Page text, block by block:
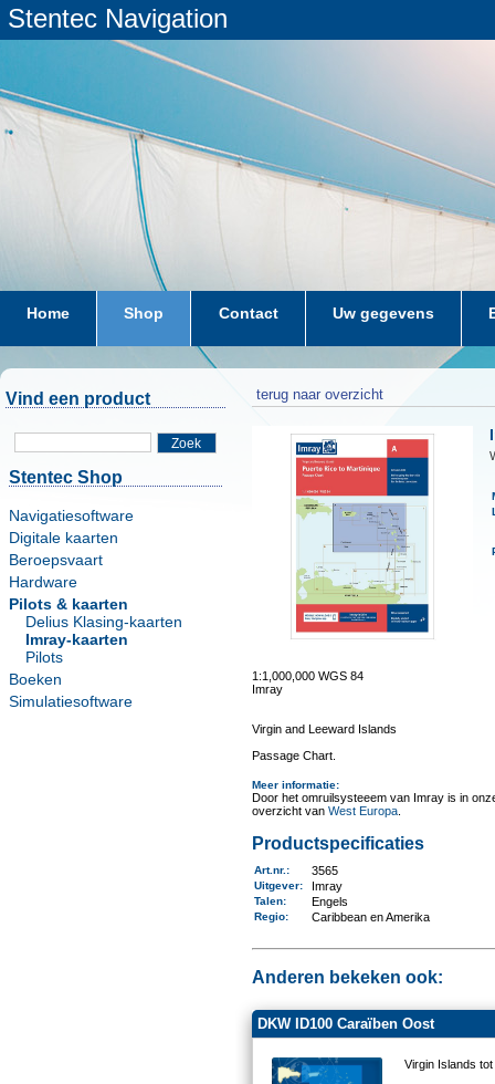
Stentec Navigation
Home Shop Contact Uw gegevens
Vind een product
Zoek
Stentec Shop
Navigatiesoftware
Digitale kaarten
Beroepsvaart
Hardware
Pilots & kaarten
Delius Klasing-kaarten
Imray-kaarten
Pilots
Boeken
Simulatiesoftware
terug naar overzicht
1:1,000,000 WGS 84
Imray
Virgin and Leeward Islands
Passage Chart.
Meer informatie:
Door het omruilsysteeem van Imray is in
overzicht van West Europa.
Productspecificaties
Art.nr. : 3565
Uitgever: Imray
Talen: Engels
Regio: Caribbean en Amerika
Anderen bekeken ook:
DKW ID100 Caraïben Oost
Virgin Islands